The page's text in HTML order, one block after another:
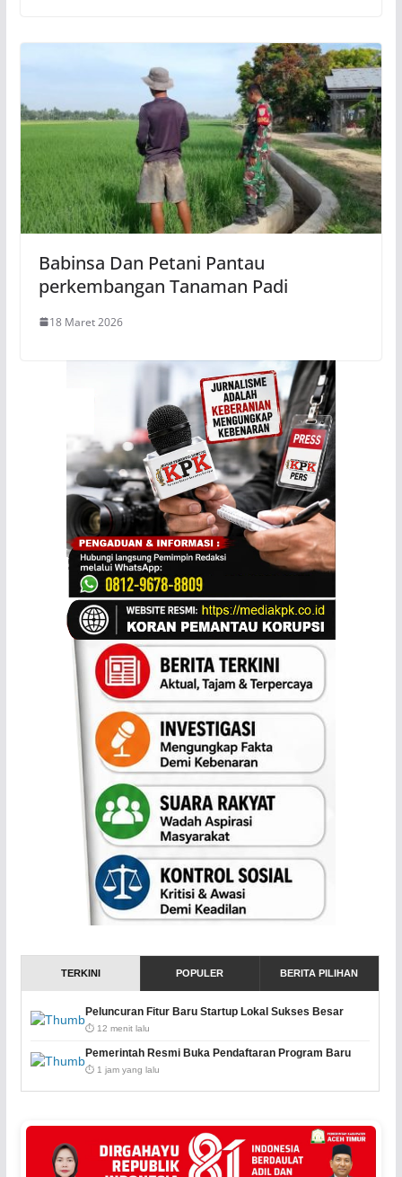
Babinsa Dan Petani Pantau
perkembangan Tanaman Padi
18 Maret 2026
TERKINI POPULER BERITA PILIHAN
Peluncuran Fitur Baru Startup Lokal Sukses Besar
⏱️ 12 menit lalu
Pemerintah Resmi Buka Pendaftaran Program Baru
⏱️ 1 jam yang lalu